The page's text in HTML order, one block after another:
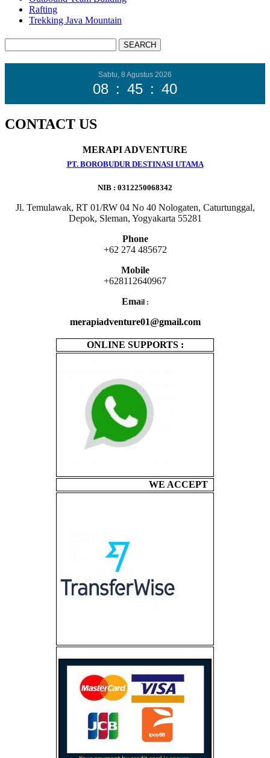
Rafting
Trekking Java Mountain
Sabtu, 8 Agustus 2026
08 : 45 : 42
CONTACT US
MERAPI ADVENTURE
PT. BOROBUDUR DESTINASI UTAMA
NIB : 0312250068342
Jl. Temulawak, RT 01/RW 04 No 40 Nologaten, Caturtunggal,
Depok, Sleman, Yogyakarta 55281
Phone
+62 274 485672
Mobile
+628112640967
Email :
merapiadventure01@gmail.com
ONLINE SUPPORTS :
WE ACCEPT